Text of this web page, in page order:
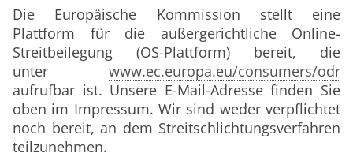
Die Europäische Kommission stellt eine
Plattform für die außergerichtliche Online-
Streitbeilegung (OS-Plattform) bereit, die
unter www.ec.europa.eu/consumers/odr
aufrufbar ist. Unsere E-Mail-Adresse finden Sie
oben im Impressum. Wir sind weder verpflichtet
noch bereit, an dem Streitschlichtungsverfahren
teilzunehmen.